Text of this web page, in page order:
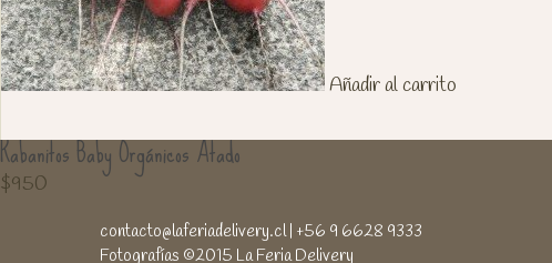
Añadir al carrito
Rabanitos Baby Orgánicos Atado
$950
contacto@laferiadelivery.cl| +56 9 6628 9333
Fotografías ©2015 La Feria Delivery